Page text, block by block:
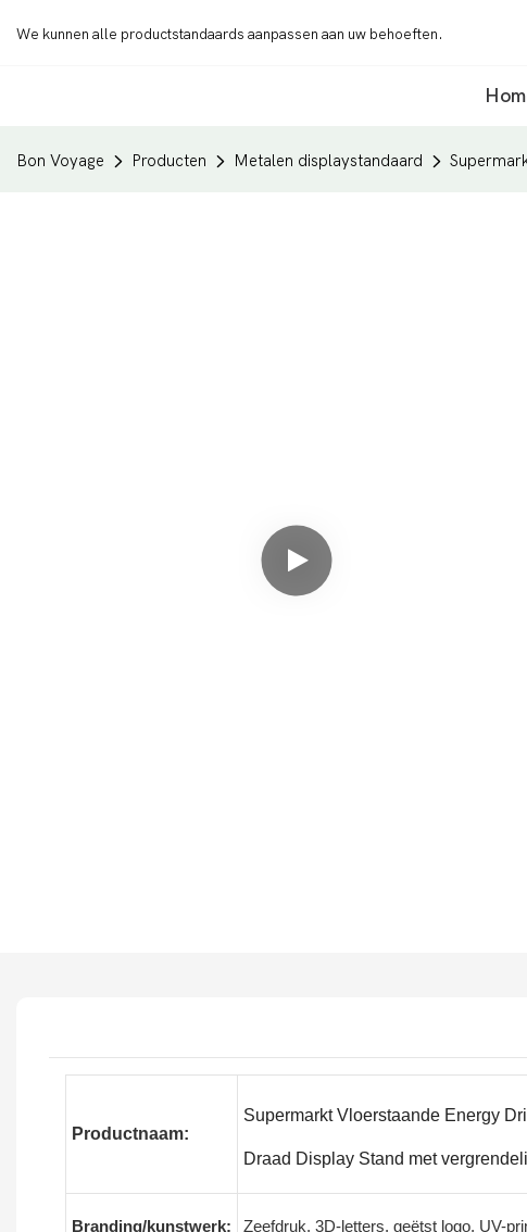
We kunnen alle productstandaards aanpassen aan uw behoeften.
Bon Voyage Producten Metalen displaystandaard
Productnaam:
Supermarkt Vloerstaande Energy
Draad Display Stand met
Branding/kunstwerk: Zeefdruk, 3D-letters, geëtst logo, UV-